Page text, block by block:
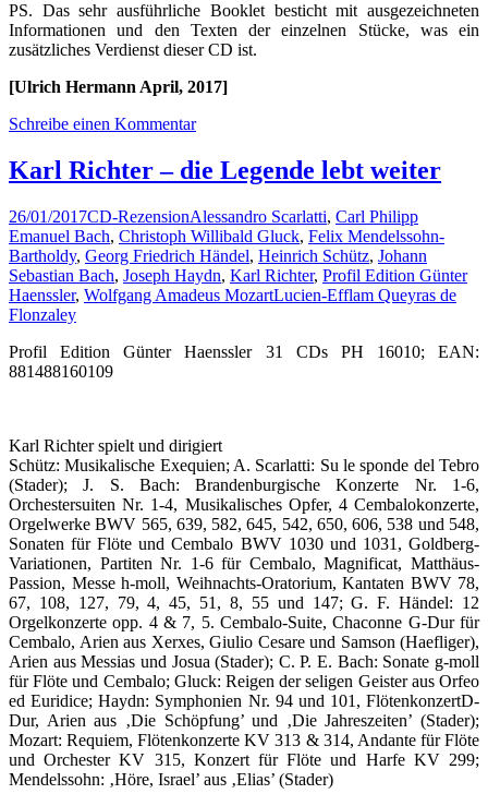
PS. Das sehr ausführliche Booklet besticht mit ausgezeichneten
Informationen und den Texten der einzelnen Stücke, was ein
zusätzliches Verdienst dieser CD ist.
[Ulrich Hermann April, 2017]
Schreibe einen Kommentar
Karl Richter – die Legende lebt weiter
26/01/2017CD-RezensionAlessandro Scarlatti, Carl Philipp
Emanuel Bach, Christoph Willibald Gluck, Felix Mendelssohn-
Bartholdy, Georg Friedrich Händel, Heinrich Schütz, Johann
Sebastian Bach, Joseph Haydn, Karl Richter, Profil Edition Günter
Haenssler, Wolfgang Amadeus MozartLucien-Efflam Queyras de
Flonzaley
Profil Edition Günter Haenssler 31 CDs PH 16010; EAN:
881488160109
Karl Richter spielt und dirigiert
Schütz: Musikalische Exequien; A. Scarlatti: Su le sponde del Tebro
(Stader); J. S. Bach: Brandenburgische Konzerte Nr. 1-6,
Orchestersuiten Nr. 1-4, Musikalisches Opfer, 4 Cembalokonzerte,
Orgelwerke BWV 565, 639, 582, 645, 542, 650, 606, 538 und 548,
Sonaten für Flöte und Cembalo BWV 1030 und 1031, Goldberg-
Variationen, Partiten Nr. 1-6 für Cembalo, Magnificat, Matthäus-
Passion, Messe h-moll, Weihnachts-Oratorium, Kantaten BWV 78,
67, 108, 127, 79, 4, 45, 51, 8, 55 und 147; G. F. Händel: 12
Orgelkonzerte opp. 4 & 7, 5. Cembalo-Suite, Chaconne G-Dur für
Cembalo, Arien aus Xerxes, Giulio Cesare und Samson (Haefliger),
Arien aus Messias und Josua (Stader); C. P. E. Bach: Sonate g-moll
für Flöte und Cembalo; Gluck: Reigen der seligen Geister aus Orfeo
ed Euridice; Haydn: Symphonien Nr. 94 und 101, FlötenkonzertD-
Dur, Arien aus ‚Die Schöpfung’ und ‚Die Jahreszeiten’ (Stader);
Mozart: Requiem, Flötenkonzerte KV 313 & 314, Andante für Flöte
und Orchester KV 315, Konzert für Flöte und Harfe KV 299;
Mendelssohn: ‚Höre, Israel’ aus ‚Elias’ (Stader)